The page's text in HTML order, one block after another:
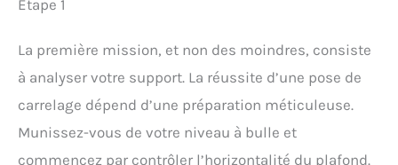
Étape 1
La première mission, et non des moindres, consiste
à analyser votre support. La réussite d’une pose de
carrelage dépend d’une préparation méticuleuse.
Munissez-vous de votre niveau à bulle et
commencez par contrôler l’horizontalité du plafond.